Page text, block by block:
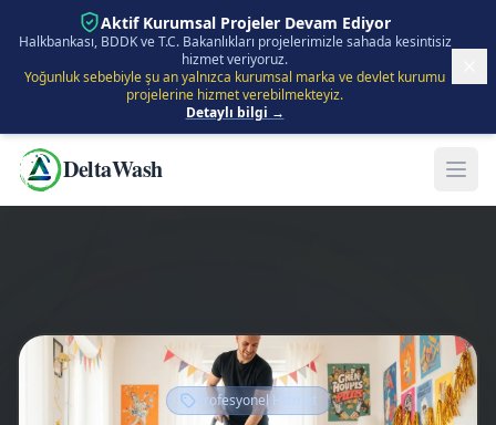
İçeriğe Atla Aktif Kurumsal Projeler Devam Ediyor
Halkbankası, BDDK ve T.C. Bakanlıkları projelerimizle sahada kesintisiz
hizmet veriyoruz.
Yoğunluk sebebiyle şu an yalnızca kurumsal marka ve devlet kurumu
projelerine hizmet verebilmekteyiz.
Detaylı bilgi →
DeltaWash
Profesyonel Hizmet